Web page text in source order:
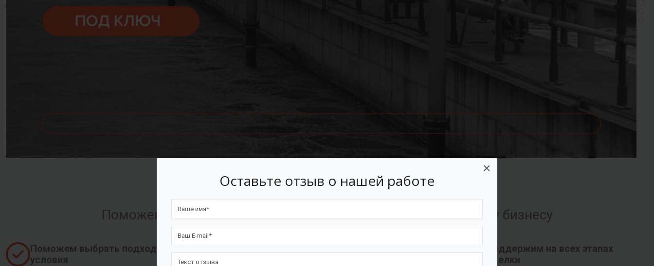
Оставьте отзыв о нашей работе
×
Поможем оформить лизинг на условиях, подходящих вашему бизнесу
Поможем выбрать подходящие
условия
Оформим документы и договор
Поддержим на всех этапах
сделки